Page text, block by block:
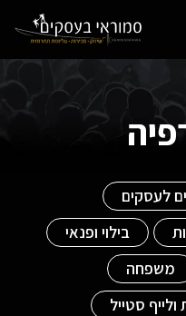
לעסקים
בילוי ופנאי
משפחה
סטייל